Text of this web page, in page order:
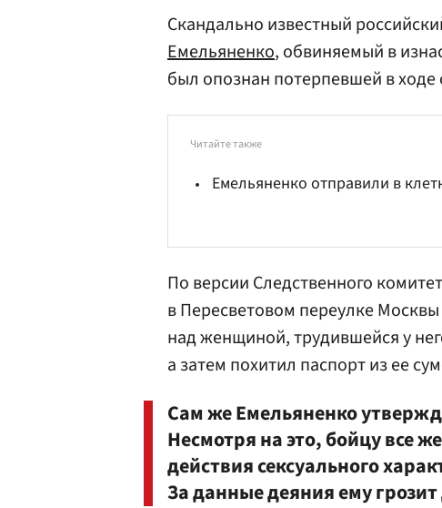
Скандально известный
Емельяненко, обвиняемый в
был опознан потерпевшей в ходе
Читайте также
Емельяненко отправили в
По версии Cледственного
в Пересветовом переулке
над женщиной, трудившейся у
а затем похитил паспорт из ее
Сам же Емельяненко
Несмотря на это, бойцу все
действия сексуального
За данные деяния ему